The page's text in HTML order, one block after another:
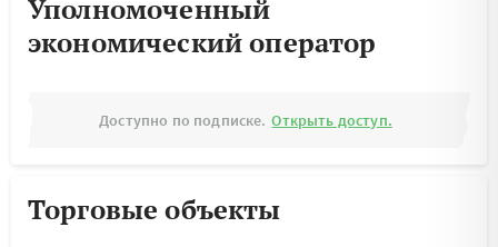
Уполномоченный
экономический оператор
Доступно по подписке. Открыть доступ.
Торговые объекты